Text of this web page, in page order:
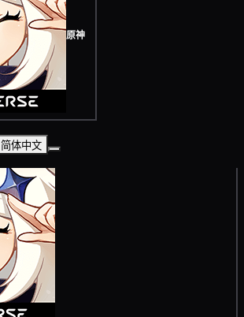
原神
简体中文